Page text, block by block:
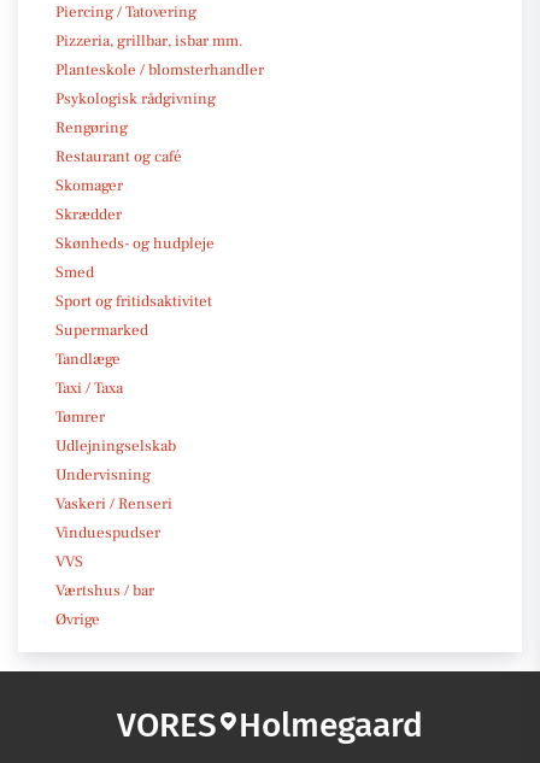
Piercing / Tatovering
Pizzeria, grillbar, isbar mm.
Planteskole / blomsterhandler
Psykologisk rådgivning
Rengøring
Restaurant og café
Skomager
Skrædder
Skønheds- og hudpleje
Smed
Sport og fritidsaktivitet
Supermarked
Tandlæge
Taxi / Taxa
Tømrer
Udlejningselskab
Undervisning
Vaskeri / Renseri
Vinduespudser
VVS
Værtshus / bar
Øvrige
VORES Holmegaard